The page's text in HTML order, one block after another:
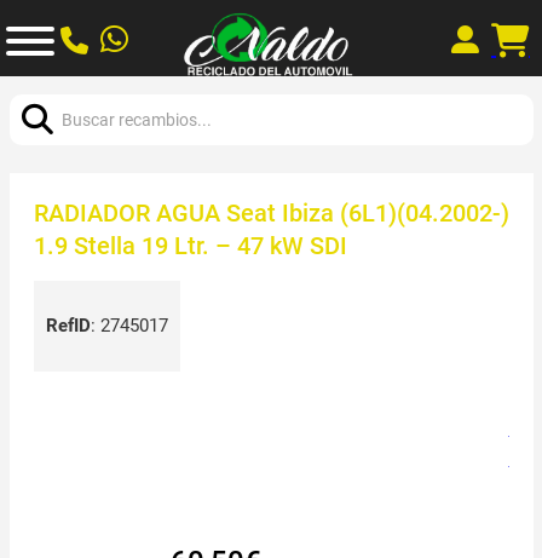
RADIADOR AGUA Seat Ibiza (6L1)(04.2002-)
1.9 Stella 19 Ltr. – 47 kW SDI
RefID: 2745017